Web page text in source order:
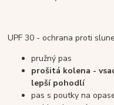
UPF 30 - ochrana proti
pružný pas
prošitá kolena -
lepší pohodlí
pas s poutky na